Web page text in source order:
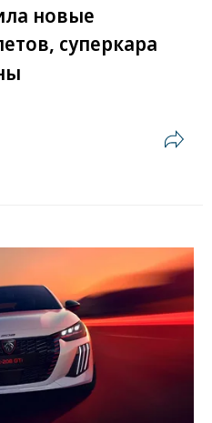
новые
суперкара